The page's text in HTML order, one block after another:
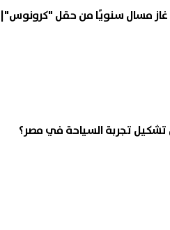
تفاصيل ضخ 3 ملايين طن غاز مسال سنويًا من حقل "كرونوس"|
تشكيل تجربة السياحة في مصر؟